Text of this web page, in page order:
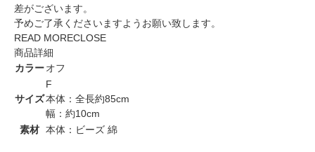
差がございます。
予めご了承くださいますようお願い致します。
READ MORECLOSE
商品詳細
カラーオフ
サイズ
F
本体：全長約85cm
幅：約10cm
素材 本体：ビーズ 綿